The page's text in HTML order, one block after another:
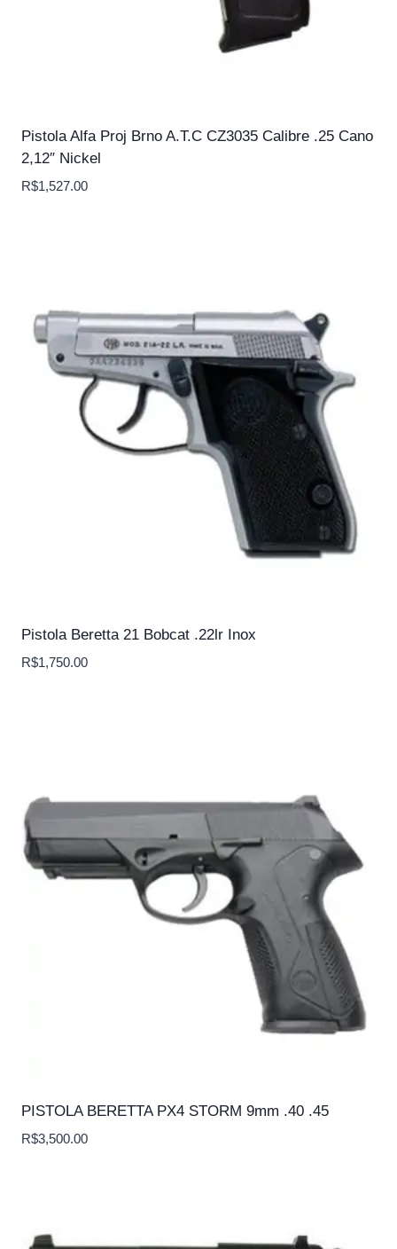
Pistola Alfa Proj Brno A.T.C CZ3035 Calibre .25 Cano
2,12″ Nickel
R$1,527.00
Pistola Beretta 21 Bobcat .22lr Inox
R$1,750.00
PISTOLA BERETTA PX4 STORM 9mm .40 .45
R$3,500.00